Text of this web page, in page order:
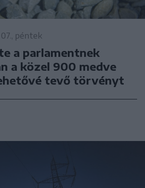
péntek
a parlamentnek
a közel 900 medve
tevő törvényt